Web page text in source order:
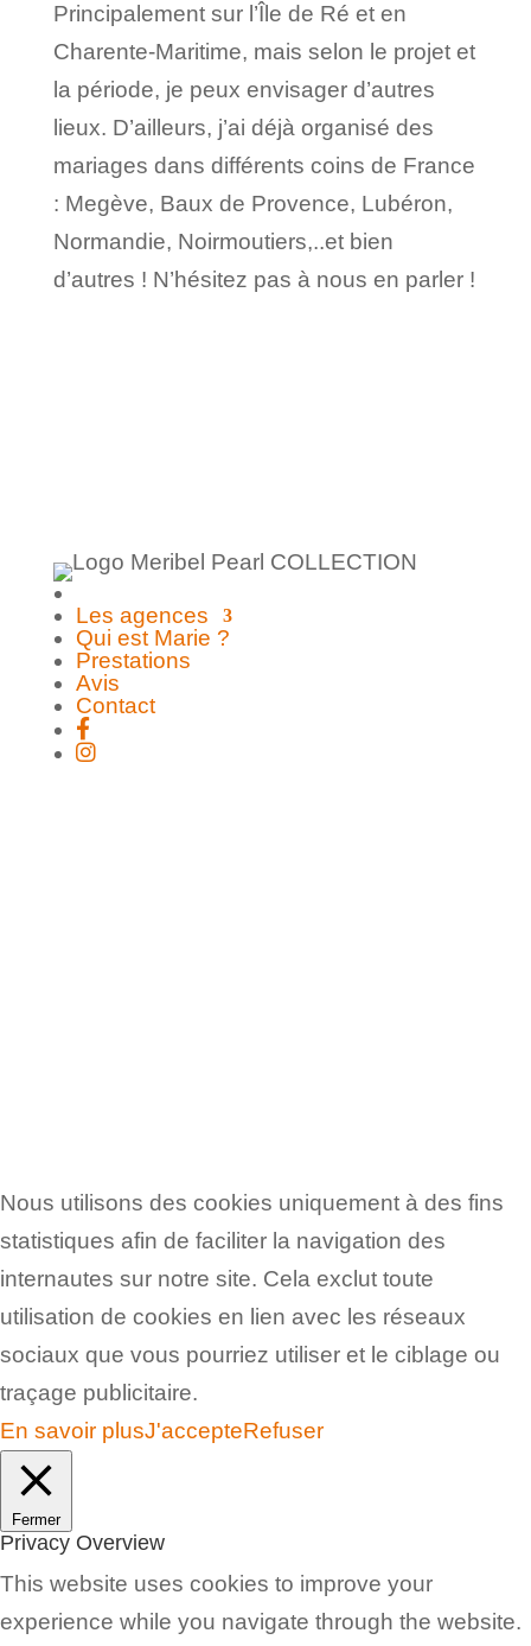
Principalement sur l’Île de Ré et en
Charente-Maritime, mais selon le projet et
la période, je peux envisager d’autres
lieux. D’ailleurs, j’ai déjà organisé des
mariages dans différents coins de France
: Megève, Baux de Provence, Lubéron,
Normandie, Noirmoutiers,..et bien
d’autres ! N’hésitez pas à nous en parler !
Les agences
Qui est Marie ?
Prestations
Avis
Contact
Nous utilisons des cookies uniquement à des fins
statistiques afin de faciliter la navigation des
internautes sur notre site. Cela exclut toute
utilisation de cookies en lien avec les réseaux
sociaux que vous pourriez utiliser et le ciblage ou
traçage publicitaire.
En savoir plusJ'accepteRefuser
Fermer
Privacy Overview
This website uses cookies to improve your
experience while you navigate through the website.